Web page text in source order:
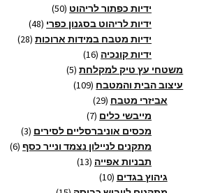
מוצריםידיות כפתור לריהוט 50
50
מוצריםידיות לריהוט בסגנון כפרי 48
48
מוצרים ידיות מטבח במידות ארוכות 28
28
ידיות קונכיה 16
16
מוצריםמשטחי עץ טיק למקלחת 5
5
עיצוב הבית והמטבח 109
109
אביזרי מטבח 29
29
מוצרים מייבשי כלים 7
7
מוצרים
מכסים אוניברסליים לסירים 3
3
מוצריםמתקנים לניילון נצמד ונייר כסף 6
6
תבניות אפייה 13
13
גיהוץ בגדים 10
10